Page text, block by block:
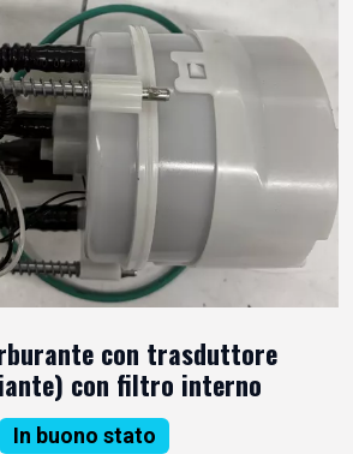
con trasduttore
con filtro interno
In buono stato